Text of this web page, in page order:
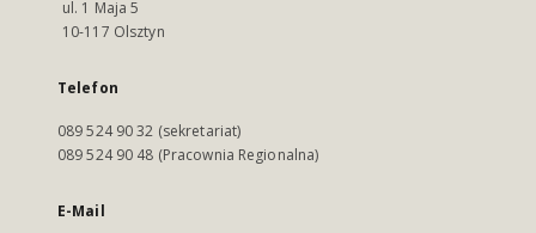
ul. 1 Maja 5
10-117 Olsztyn
Telefon
089 524 90 32 (sekretariat)
089 524 90 48 (Pracownia Regionalna)
E-Mail